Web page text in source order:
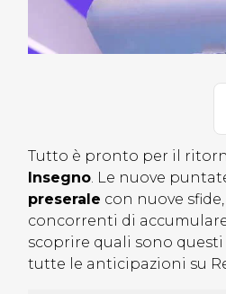
Tutto è pronto per il
Insegno. Le nuove
preserale con nuove
concorrenti di
scoprire quali sono
tutte le anticipazioni su